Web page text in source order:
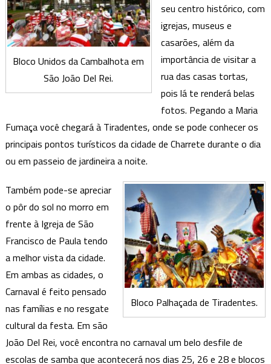
Bloco Unidos da Cambalhota em
São João Del Rei.
seu centro histórico, com
igrejas, museus e
casarões, além da
importância de visitar a
rua das casas tortas,
pois lá te renderá belas
fotos. Pegando a Maria
Fumaça você chegará à Tiradentes, onde se pode conhecer os
principais pontos turísticos da cidade de Charrete durante o dia
ou em passeio de jardineira a noite.
Bloco Palhaçada de Tiradentes.
Também pode-se apreciar
o pôr do sol no morro em
frente à Igreja de São
Francisco de Paula tendo
a melhor vista da cidade.
Em ambas as cidades, o
Carnaval é feito pensado
nas famílias e no resgate
cultural da festa. Em são
João Del Rei, você encontra no carnaval um belo desfile de
escolas de samba que acontecerá nos dias 25, 26 e 28 e blocos